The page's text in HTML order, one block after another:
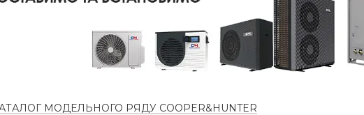
МОДЕЛЬНОГО РЯДУ COOPER&HUNTER